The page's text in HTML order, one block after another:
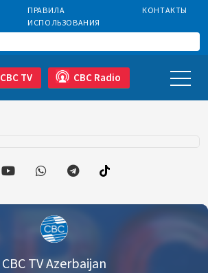
ПРАВИЛА
ИСПОЛЬЗОВАНИЯ
КОНТАКТЫ
CBC TV CBC Radio
CBC TV Azerbaijan